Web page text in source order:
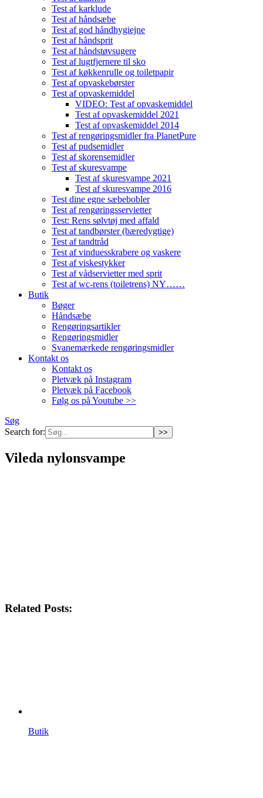
Test af karklude
Test af håndsæbe
Test af god håndhygiejne
Test af håndsprit
Test af håndstøvsugere
Test af lugtfjernere til sko
Test af køkkenrulle og toiletpapir
Test af opvaskebørster
Test af opvaskemiddel
VIDEO: Test af opvaskemiddel
Test af opvaskemiddel 2021
Test af opvaskemiddel 2014
Test af rengøringsmidler fra PlanetPure
Test af pudsemidler
Test af skorensemidler
Test af skuresvampe
Test af skuresvampe 2021
Test af skuresvampe 2016
Test dine egne sæbebobler
Test af rengøringsservietter
Test: Rens sølvtøj med affald
Test af tandbørster (bæredygtige)
Test af tandtråd
Test af vinduesskrabere og vaskere
Test af viskestykker
Test af vådservietter med sprit
Test af wc-rens (toiletrens) NY……
Butik
Bøger
Håndsæbe
Rengøringsartikler
Rengøringsmidler
Svanemærkede rengøringsmidler
Kontakt os
Kontakt os
Pletvæk på Instagram
Pletvæk på Facebook
Følg os på Youtube >>
Søg
Search for:
Vileda nylonsvampe
Related Posts:
Butik